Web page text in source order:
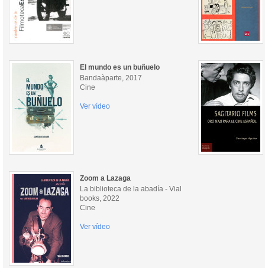
El mundo es un buñuelo
Bandaàparte, 2017
Cine
Ver vídeo
Zoom a Lazaga
La biblioteca de la abadía - Vial
books, 2022
Cine
Ver vídeo